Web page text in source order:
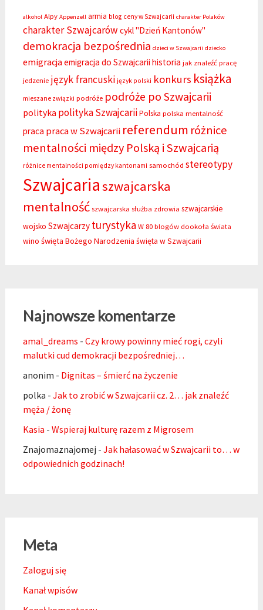
alkohol Alpy Appenzell armia blog ceny w Szwajcarii charakter Polaków
charakter Szwajcarów cykl "Dzień Kantonów"
demokracja bezpośrednia dzieci w Szwajcarii dziecko
emigracjaemigracja do Szwajcarii historia jak znaleźć pracę
jedzenie język francuski język polski konkurs książka
mieszane związki podróże podróże po Szwajcarii
polityka polityka SzwajcariiPolska polska mentalność
praca praca w Szwajcarii referendum różnice
mentalności między Polską i Szwajcarią
różnice mentalności pomiędzy kantonami samochód stereotypy
Szwajcariaszwajcarska
mentalność szwajcarska służba zdrowia szwajcarskie
wojsko Szwajcarzy turystyka W 80 blogów dookoła świata
wino święta Bożego Narodzenia święta w Szwajcarii
Najnowsze komentarze
amal_dreams - Czy krowy powinny mieć rogi, czyli
malutki cud demokracji bezpośredniej…
anonim - Dignitas – śmierć na życzenie
polka - Jak to zrobić w Szwajcarii cz. 2… jak znaleźć
męża / żonę
Kasia - Wspieraj kulturę razem z Migrosem
Znajomaznajomej - Jak hałasować w Szwajcarii to… w
odpowiednich godzinach!
Meta
Zaloguj się
Kanał wpisów